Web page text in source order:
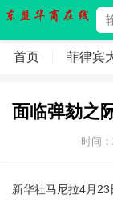
首页 菲律宾
面临弹劾之
时间
新华社马尼拉4月